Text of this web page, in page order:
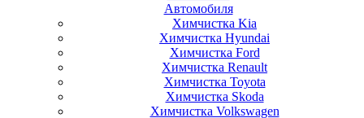
Автомобиля
Химчистка Kia
Химчистка Hyundai
Химчистка Ford
Химчистка Renault
Химчистка Toyota
Химчистка Skoda
Химчистка Volkswagen